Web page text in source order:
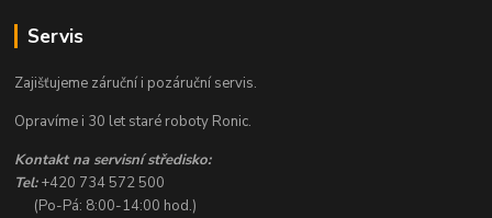
Servis
Zajišťujeme záruční i pozáruční servis.
Opravíme i 30 let staré roboty Ronic.
Kontakt na servisní středisko:
Tel:+420 734 572 500
(Po-Pá: 8:00-14:00 hod.)